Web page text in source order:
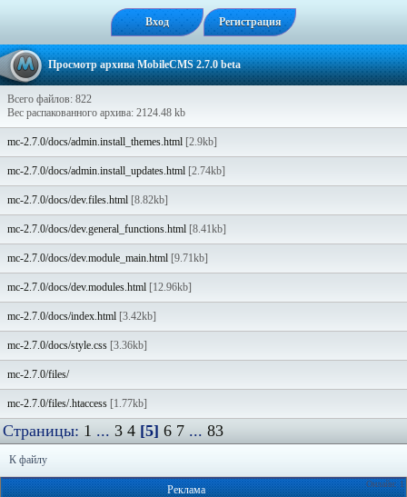
Вход Регистрация
Просмотр архива MobileCMS 2.7.0 beta
Всего файлов: 822
Вес распакованного архива: 2124.48 kb
mc-2.7.0/docs/admin.install_themes.html [2.9kb]
mc-2.7.0/docs/admin.install_updates.html [2.74kb]
mc-2.7.0/docs/dev.files.html [8.82kb]
mc-2.7.0/docs/dev.general_functions.html [8.41kb]
mc-2.7.0/docs/dev.module_main.html [9.71kb]
mc-2.7.0/docs/dev.modules.html [12.96kb]
mc-2.7.0/docs/index.html [3.42kb]
mc-2.7.0/docs/style.css [3.36kb]
mc-2.7.0/files/
mc-2.7.0/files/.htaccess [1.77kb]
Страницы: 1 ... 3 4 [5] 6 7 ... 83
К файлу
Онлайн: 1
Реклама